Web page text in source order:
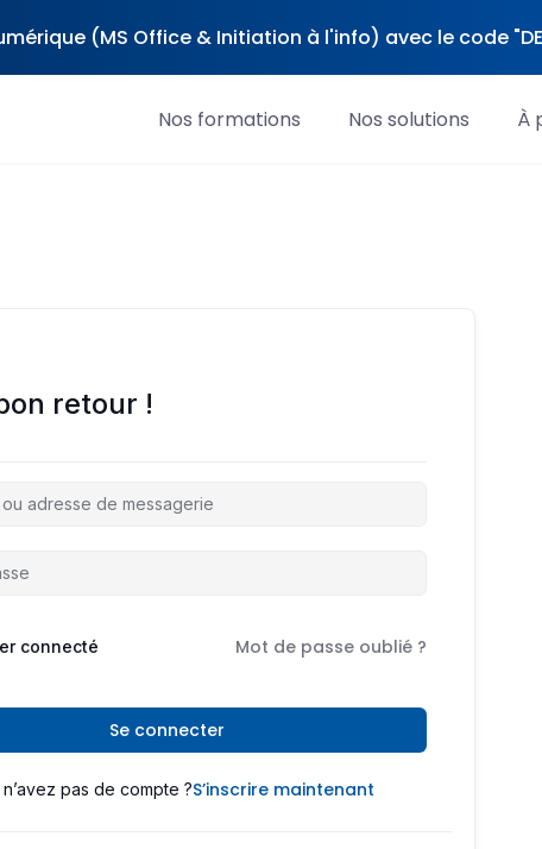
(MS Office & Initiation à l'info) avec le code
Nos formations Nos solutions À
retour !
connecté Mot de passe oublié ?
Se connecter
pas de compte ?S’inscrire maintenant